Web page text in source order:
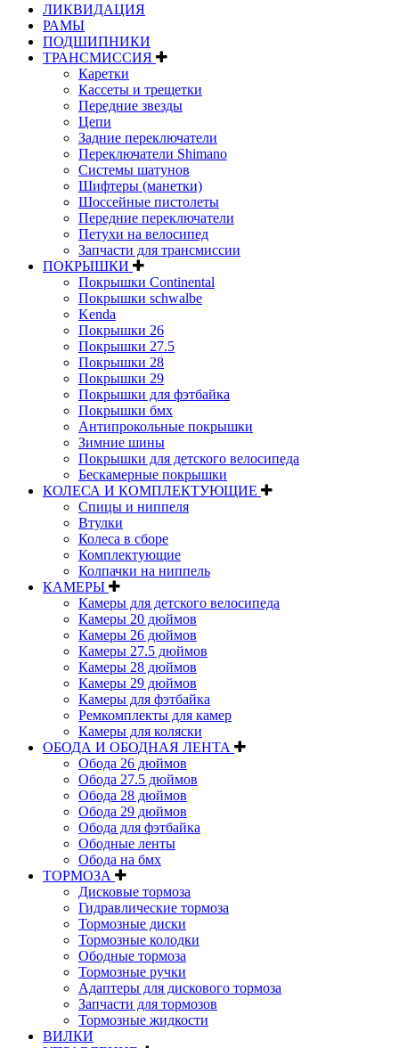
ЛИКВИДАЦИЯ
РАМЫ
ПОДШИПНИКИ
ТРАНСМИССИЯ
Каретки
Кассеты и трещетки
Передние звезды
Цепи
Задние переключатели
Переключатели Shimano
Системы шатунов
Шифтеры (манетки)
Шоссейные пистолеты
Передние переключатели
Петухи на велосипед
Запчасти для трансмиссии
ПОКРЫШКИ
Покрышки Continental
Покрышки schwalbe
Kenda
Покрышки 26
Покрышки 27.5
Покрышки 28
Покрышки 29
Покрышки для фэтбайка
Покрышки бмх
Антипрокольные покрышки
Зимние шины
Покрышки для детского велосипеда
Бескамерные покрышки
КОЛЕСА И КОМПЛЕКТУЮЩИЕ
Спицы и ниппеля
Втулки
Колеса в сборе
Комплектующие
Колпачки на ниппель
КАМЕРЫ
Камеры для детского велосипеда
Камеры 20 дюймов
Камеры 26 дюймов
Камеры 27.5 дюймов
Камеры 28 дюймов
Камеры 29 дюймов
Камеры для фэтбайка
Ремкомплекты для камер
Камеры для коляски
ОБОДА И ОБОДНАЯ ЛЕНТА
Обода 26 дюймов
Обода 27.5 дюймов
Обода 28 дюймов
Обода 29 дюймов
Обода для фэтбайка
Ободные ленты
Обода на бмх
ТОРМОЗА
Дисковые тормоза
Гидравлические тормоза
Тормозные диски
Тормозные колодки
Ободные тормоза
Тормозные ручки
Адаптеры для дискового тормоза
Запчасти для тормозов
Тормозные жидкости
ВИЛКИ